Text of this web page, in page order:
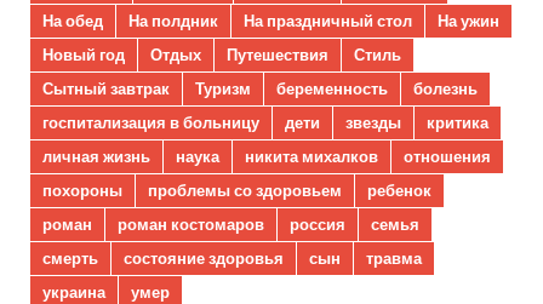
На обед
На полдник На праздничный стол
На ужин
Новый год
Отдых Путешествия
Стиль
Сытный завтрак
Туризм беременность
болезнь
госпитализация в больницу
дети звезды
критика
личная жизнь
наука никита михалков
отношения
похороны
проблемы со здоровьем
ребенок
роман
роман костомаров россия
семья
смерть
состояние здоровья сын
травма
украина
умер